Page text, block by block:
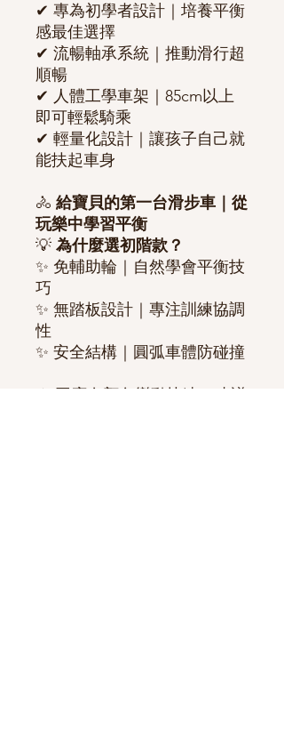
✔ 專為初學者設計｜培養平衡
感最佳選擇
✔ 流暢軸承系統｜推動滑行超
順暢
✔ 人體工學車架｜85cm以上
即可輕鬆騎乘
✔ 輕量化設計｜讓孩子自己就
能扶起車身
🚴 給寶貝的第一台滑步車｜從
玩樂中學習平衡
💡 為什麼選初階款？
✨ 免輔助輪｜自然學會平衡技
巧
✨ 無踏板設計｜專注訓練協調
性
✨ 安全結構｜圓弧車體防碰撞
⚠️ 因庫存顏色變動快速，建議